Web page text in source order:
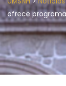
ofrece